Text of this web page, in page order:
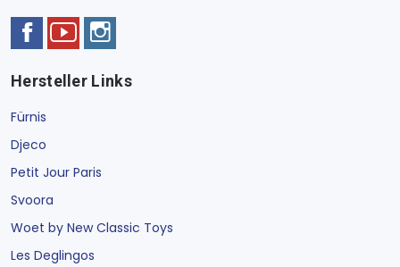
Hersteller Links
Fürnis
Djeco
Petit Jour Paris
Svoora
Woet by New Classic Toys
Les Deglingos